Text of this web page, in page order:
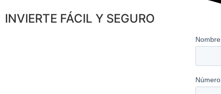
INVIERTE FÁCIL Y SEGURO